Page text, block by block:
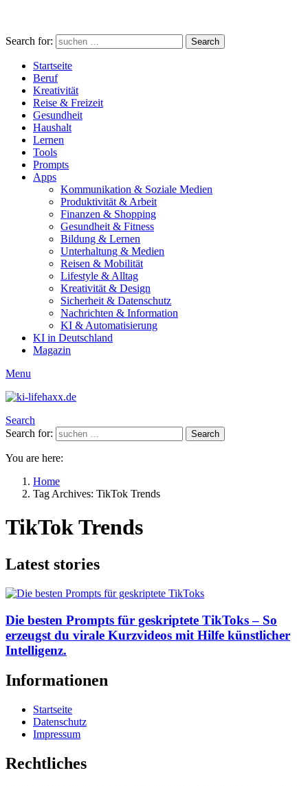
Search for: Search
Startseite
Beruf
Kreativität
Reise & Freizeit
Gesundheit
Haushalt
Lernen
Tools
Prompts
Apps
Kommunikation & Soziale Medien
Produktivität & Arbeit
Finanzen & Shopping
Gesundheit & Fitness
Bildung & Lernen
Unterhaltung & Medien
Reisen & Mobilität
Lifestyle & Alltag
Kreativität & Design
Sicherheit & Datenschutz
Nachrichten & Information
KI & Automatisierung
KI in Deutschland
Magazin
Menu
Search
Search for:
Search
You are here:
Home
Tag Archives: TikTok Trends
TikTok Trends
Latest stories
Die besten Prompts für geskriptete TikToks – So
erzeugst du virale Kurzvideos mit Hilfe künstlicher
Intelligenz.
Informationen
Startseite
Datenschutz
Impressum
Rechtliches